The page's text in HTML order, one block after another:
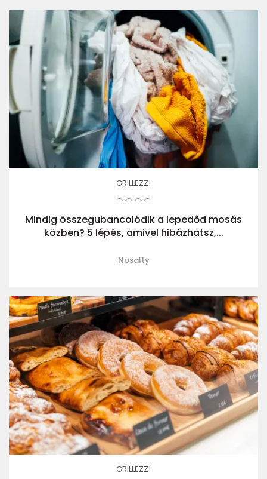
GRILLEZZ!
Mindig összegubancolódik a lepedőd mosás
közben? 5 lépés, amivel hibázhatsz,...
Nosalty
GRILLEZZ!